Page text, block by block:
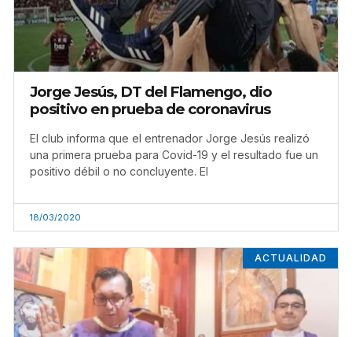
Jorge Jesús, DT del Flamengo, dio
positivo en prueba de coronavirus
El club informa que el entrenador Jorge Jesús realizó
una primera prueba para Covid-19 y el resultado fue un
positivo débil o no concluyente. El
18/03/2020
ACTUALIDAD